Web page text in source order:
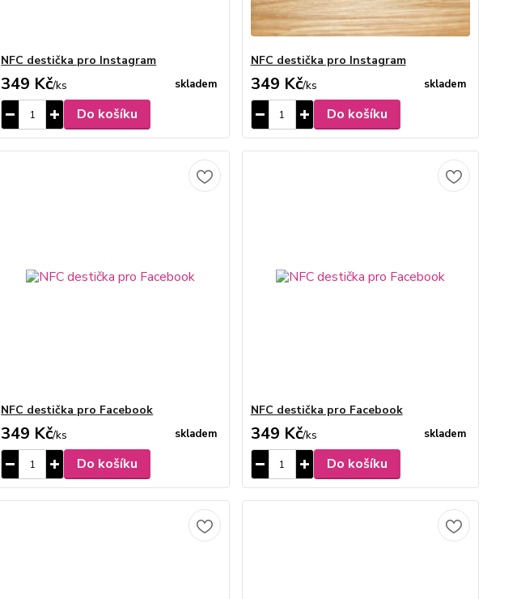
NFC destička pro Instagram
349 Kč/ks skladem
Do košíku
NFC destička pro Instagram
349 Kč/ks skladem
Do košíku
NFC destička pro Facebook
349 Kč/ks skladem
Do košíku
NFC destička pro Facebook
349 Kč/ks skladem
Do košíku